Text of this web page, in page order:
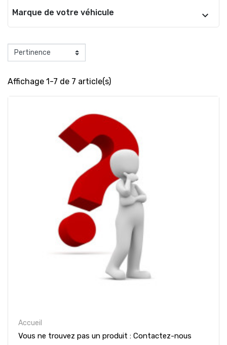
Marque de votre véhicule
Affichage 1-7 de 7 article(s)
Accueil
Vous ne trouvez pas un produit : Contactez-nous